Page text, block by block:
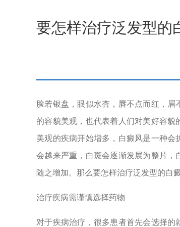
要怎样治疗泛发型的
脸若银盘，眼似水杏，唇不点而红，
的容貌美观，也代表着人们对美好容
美观的疾病开始增多，白癜风是一种
会越来严重，白斑会逐渐发展为整片
随之增加。那么要怎样治疗泛发型的白
治疗疾病需谨慎选择药物
对于疾病治疗，很多患者首先会选择